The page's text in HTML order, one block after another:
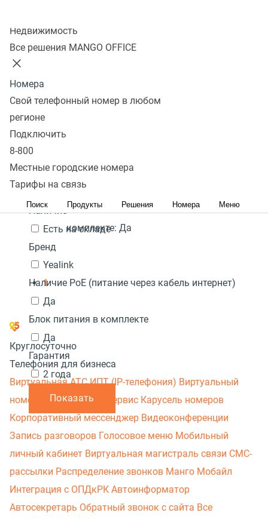
Недвижимость
Все решения MANGO OFFICE
Номера
Свой телефонный номер в любом
регионе
Подключить
8-800
Местные городские номера
Тарифы на связь
Поиск Продукты Решения Номера Меню
В избранном 0 товаров
Сбросить
Популярные
Популярные
С высоким рейтингом
Цена, руб.:
Наличие
Есть на складе
Бренд
Yealink
Наличие PoE (питание через кабель интернет)
Да
Блок питания в комплекте
Да
Гарантия
2 года
Показать
Перейти в
избранное
сравнение
через кабель
интернет):
Блок питания в
комплекте: Да
1
Круглосуточно
Телефония для бизнеса
Виртуальная АТСИПТ (IP-телефония) Виртуальный
номер
ЭтикеткаМАВ сервис Карусель номеров
Корпоративный мессенджер Видеоконференции
Запись разговоров Голосовое меню Мобильный
личный кабинет Виртуальная магистраль связи СМС-
рассылки Распределение звонков Манго Мобайл
Интеграция с ОПДкРК Автоинформатор
Автосекретарь Обратный звонок с сайта Все